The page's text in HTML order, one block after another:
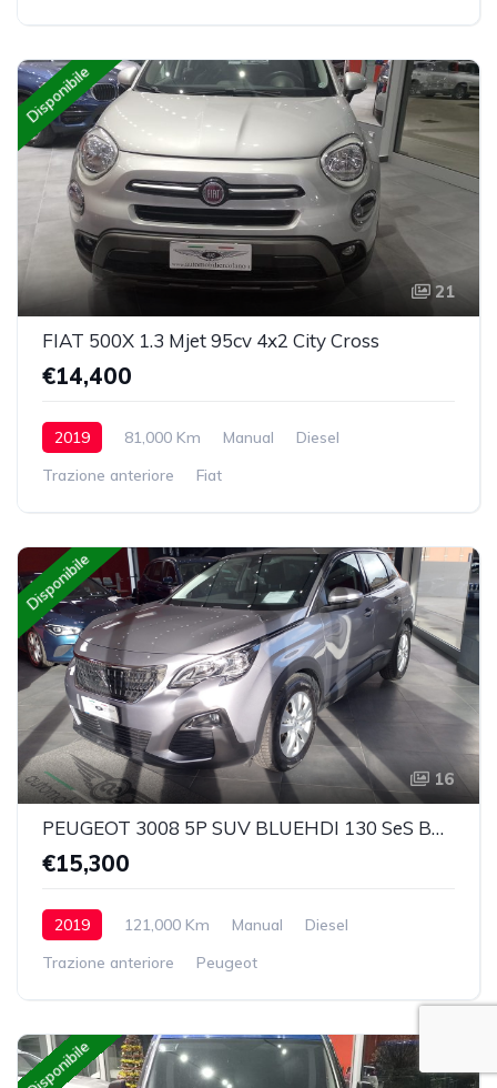
Disponibile
21
FIAT 500X 1.3 Mjet 95cv 4x2 City Cross
€14,400
2019 81,000 Km Manual
Diesel
Trazione anteriore
Fiat
Disponibile
16
PEUGEOT 3008 5P SUV BLUEHDI 130 SeS BUSINESS
€15,300
2019 121,000 Km Manual
Diesel
Trazione anteriore
Peugeot
Disponibile